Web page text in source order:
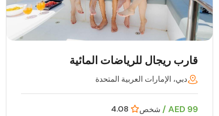
قارب ريجال للرياضات المائية
دبي، الإمارات العربية المتحدة
99 AED / شخص